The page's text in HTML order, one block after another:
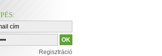
:
Regisztráció